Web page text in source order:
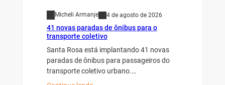
Micheli Armanje 4 de agosto de 2026
41 novas paradas de ônibus para o
transporte coletivo
Santa Rosa está implantando 41 novas
paradas de ônibus para passageiros do
transporte coletivo urbano.…